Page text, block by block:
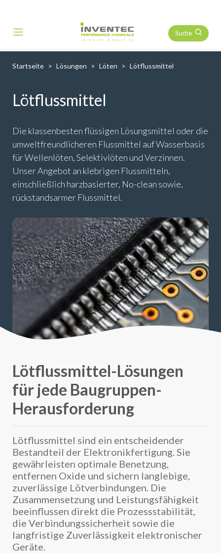
Main Navigation Suche
Startseite Lösungen Löten Lötflussmittel
Lötflussmittel
Die klassenbesten flüssigen Lösungsmittel oder die
umweltfreundlicheren Flussmittel auf Wasserbasis
für Wellenlöten, Selektivlöten und Verzinnen.
Unser Angebot an klebrigen Flussmitteln,
einschließlich harzbasierter, No-clean sowie,
rückstandsarmer Flussmittel.
Lötflussmittel-Lösungen
für jede Baugruppen-
Herausforderung
Lötflussmittel sind ein entscheidender
Bestandteil der Elektronikfertigung. Sie
gewährleisten optimale Benetzung,
entfernen Oxide und sichern langlebige,
zuverlässige Lötverbindungen. Die
Zusammensetzung und Leistungsfähigkeit
beeinflussen direkt die Prozessstabilität,
die Verbindungssicherheit sowie die
langfristige Zuverlässigkeit elektronischer
Geräte.